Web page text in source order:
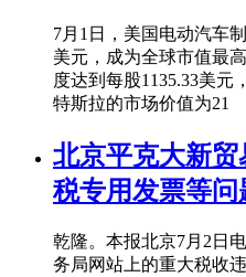
7月1日，美国电动汽车
美元，成为全球市值最
度达到每股1135.33美元
特斯拉的市场价值为21
北京平克大新
税专用发票等
乾隆。本报北京7月2日
务局网站上的重大税收